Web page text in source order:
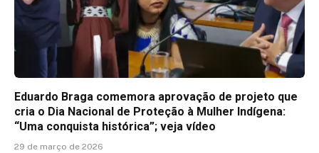
Eduardo Braga comemora aprovação de projeto que
cria o Dia Nacional de Proteção à Mulher Indígena:
“Uma conquista histórica”; veja vídeo
29 de março de 2026